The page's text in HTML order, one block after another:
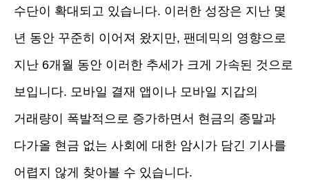
수단이 확대되고 있습니다. 이러한 성장은 지난 몇
년 동안 꾸준히 이어져 왔지만, 팬데믹의 영향으로
지난 6개월 동안 이러한 추세가 크게 가속된 것으로
보입니다. 모바일 결재 앱이나 모바일 지갑의
거래량이 폭발적으로 증가하면서 현금의 종말과
다가올 현금 없는 사회에 대한 암시가 담긴 기사를
어렵지 않게 찾아볼 수 있습니다.